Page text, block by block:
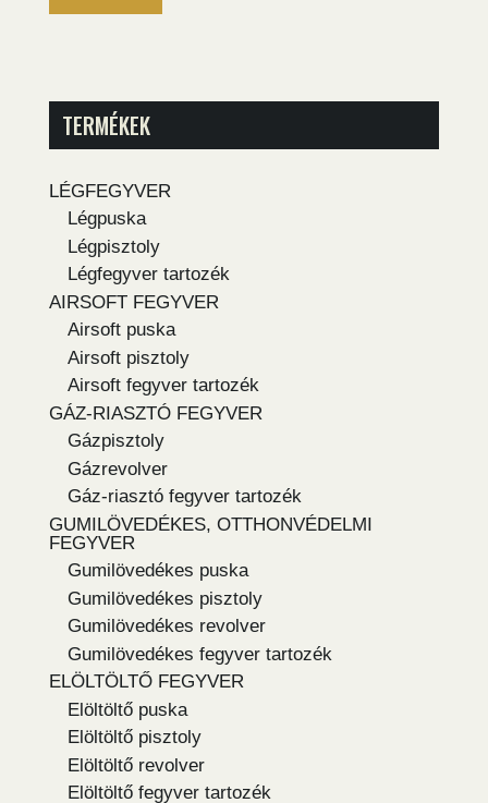
TERMÉKEK
LÉGFEGYVER
Légpuska
Légpisztoly
Légfegyver tartozék
AIRSOFT FEGYVER
Airsoft puska
Airsoft pisztoly
Airsoft fegyver tartozék
GÁZ-RIASZTÓ FEGYVER
Gázpisztoly
Gázrevolver
Gáz-riasztó fegyver tartozék
GUMILÖVEDÉKES, OTTHONVÉDELMI
FEGYVER
Gumilövedékes puska
Gumilövedékes pisztoly
Gumilövedékes revolver
Gumilövedékes fegyver tartozék
ELÖLTÖLTŐ FEGYVER
Elöltöltő puska
Elöltöltő pisztoly
Elöltöltő revolver
Elöltöltő fegyver tartozék